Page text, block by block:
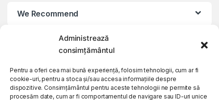
Administrează
consimțământul
Pentru a oferi cea mai bună experiență, folosim tehnologii, cum ar fi
cookie-uri, pentru a stoca și/sau accesa informațiile despre
dispozitive. Consimțământul pentru aceste tehnologii ne permite să
procesăm date, cum ar fi comportamentul de navigare sau ID-uri unice
We Recommend
My Account
Customer Care